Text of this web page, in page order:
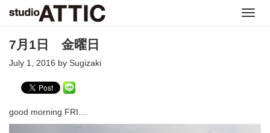
7月1日 金曜日
July 1, 2016 by Sugizaki
good morning FRI....